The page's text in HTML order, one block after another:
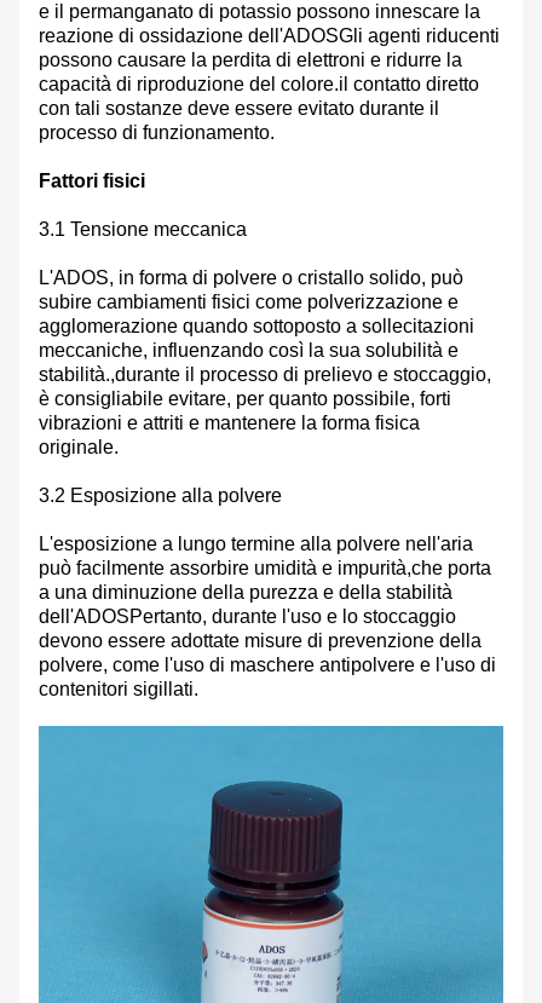
e il permanganato di potassio possono innescare la
reazione di ossidazione dell'ADOSGli agenti riducenti
possono causare la perdita di elettroni e ridurre la
capacità di riproduzione del colore.il contatto diretto
con tali sostanze deve essere evitato durante il
processo di funzionamento.
Fattori fisici
3.1 Tensione meccanica
L'ADOS, in forma di polvere o cristallo solido, può
subire cambiamenti fisici come polverizzazione e
agglomerazione quando sottoposto a sollecitazioni
meccaniche, influenzando così la sua solubilità e
stabilità.,durante il processo di prelievo e stoccaggio,
è consigliabile evitare, per quanto possibile, forti
vibrazioni e attriti e mantenere la forma fisica
originale.
3.2 Esposizione alla polvere
L'esposizione a lungo termine alla polvere nell'aria
può facilmente assorbire umidità e impurità,che porta
a una diminuzione della purezza e della stabilità
dell'ADOSPertanto, durante l'uso e lo stoccaggio
devono essere adottate misure di prevenzione della
polvere, come l'uso di maschere antipolvere e l'uso di
contenitori sigillati.